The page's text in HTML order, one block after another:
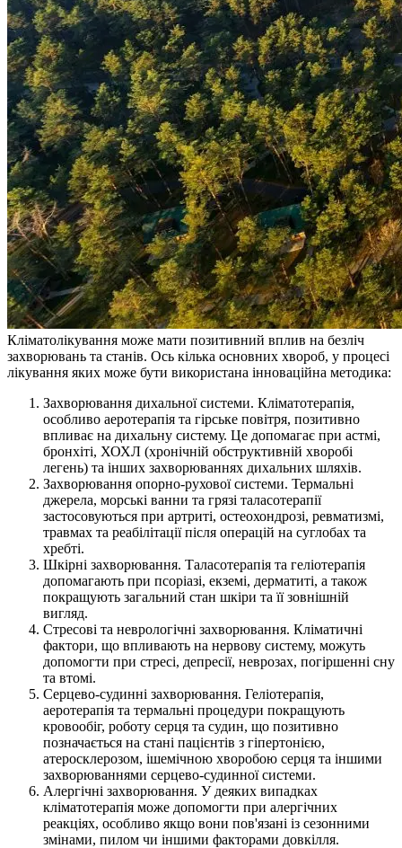
Кліматолікування може мати позитивний вплив на безліч
захворювань та станів. Ось кілька основних хвороб, у процесі
лікування яких може бути використана інноваційна методика:
Захворювання дихальної системи. Кліматотерапія,
особливо аеротерапія та гірське повітря, позитивно
впливає на дихальну систему. Це допомагає при астмі,
бронхіті, ХОХЛ (хронічній обструктивній хворобі
легень) та інших захворюваннях дихальних шляхів.
Захворювання опорно-рухової системи. Термальні
джерела, морські ванни та грязі таласотерапії
застосовуються при артриті, остеохондрозі, ревматизмі,
травмах та реабілітації після операцій на суглобах та
хребті.
Шкірні захворювання. Таласотерапія та геліотерапія
допомагають при псоріазі, екземі, дерматиті, а також
покращують загальний стан шкіри та її зовнішній
вигляд.
Стресові та неврологічні захворювання. Кліматичні
фактори, що впливають на нервову систему, можуть
допомогти при стресі, депресії, неврозах, погіршенні сну
та втомі.
Серцево-судинні захворювання. Геліотерапія,
аеротерапія та термальні процедури покращують
кровообіг, роботу серця та судин, що позитивно
позначається на стані пацієнтів з гіпертонією,
атеросклерозом, ішемічною хворобою серця та іншими
захворюваннями серцево-судинної системи.
Алергічні захворювання. У деяких випадках
кліматотерапія може допомогти при алергічних
реакціях, особливо якщо вони пов'язані із сезонними
змінами, пилом чи іншими факторами довкілля.